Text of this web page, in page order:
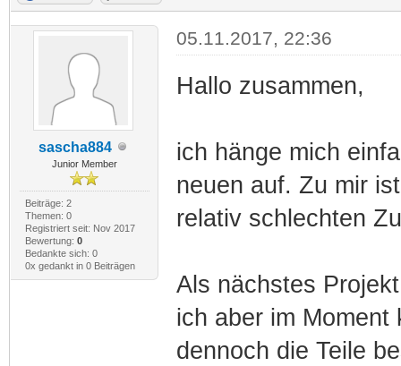
sascha884
Junior Member
Beiträge: 2
Themen: 0
Registriert seit: Nov 2017
Bewertung: 0
Bedankte sich: 0
0x gedankt in 0 Beiträgen
05.11.2017, 22:36
Hallo zusammen,
ich hänge mich
neuen auf. Zu mir
relativ schlechten
Als nächstes
ich aber im Moment
dennoch die Teile